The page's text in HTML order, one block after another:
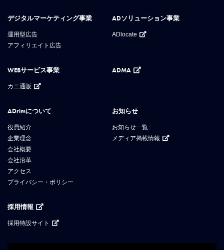
デジタルマーケティング事業
運用型広告
アフィリエイト広告
ADソリューション事業
ADlocate
WEBサービス事業
カニ通販
ADMA
ADrimについて
役員紹介
企業理念
会社概要
会社沿革
アクセス
プライバシー・ポリシー
お知らせ
お知らせ一覧
メディア掲載情報
採用情報
採用特設サイト